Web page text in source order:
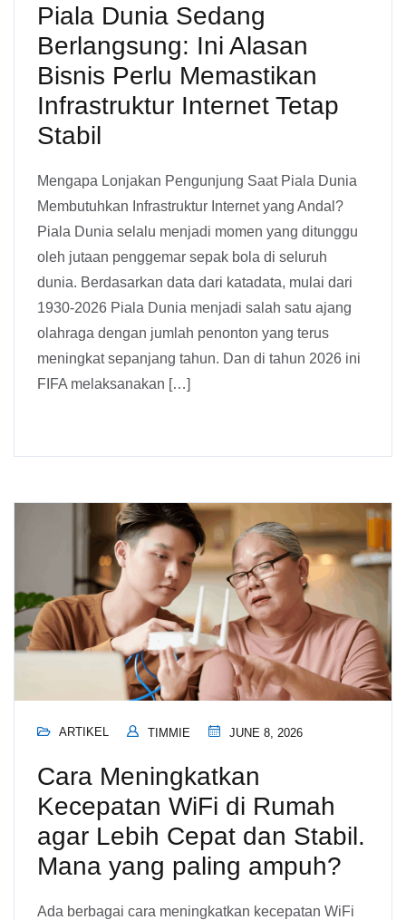
Piala Dunia Sedang
Berlangsung: Ini Alasan
Bisnis Perlu Memastikan
Infrastruktur Internet Tetap
Stabil
Mengapa Lonjakan Pengunjung Saat Piala Dunia
Membutuhkan Infrastruktur Internet yang Andal?
Piala Dunia selalu menjadi momen yang ditunggu
oleh jutaan penggemar sepak bola di seluruh
dunia. Berdasarkan data dari katadata, mulai dari
1930-2026 Piala Dunia menjadi salah satu ajang
olahraga dengan jumlah penonton yang terus
meningkat sepanjang tahun. Dan di tahun 2026 ini
FIFA melaksanakan […]
ARTIKEL TIMMIE JUNE 8, 2026
Cara Meningkatkan
Kecepatan WiFi di Rumah
agar Lebih Cepat dan Stabil.
Mana yang paling ampuh?
Ada berbagai cara meningkatkan kecepatan WiFi